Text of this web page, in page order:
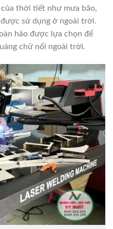
thời tiết như mưa bão,
sử dụng ở ngoài trời.
hảo được lựa chọn để
chữ nổi ngoài trời.